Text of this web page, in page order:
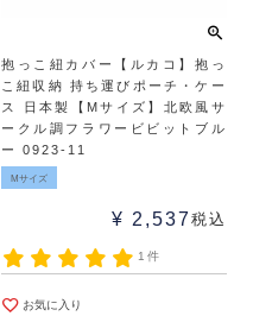
抱っこ紐カバー【ルカコ】抱っ
こ紐収納 持ち運びポーチ・ケー
ス 日本製【Mサイズ】北欧風サ
ークル調フラワービビットブル
ー 0923-11
Mサイズ
¥ 2,537 税込
1件
お気に入り